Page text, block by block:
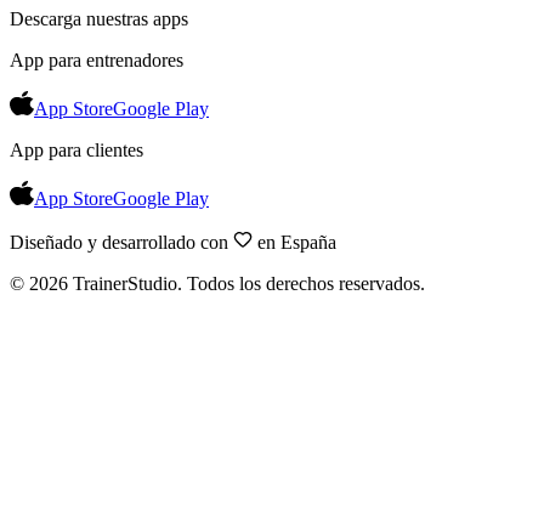
Descarga nuestras apps
App para entrenadores
App StoreGoogle Play
App para clientes
App StoreGoogle Play
Diseñado y desarrollado con
en España
© 2026 TrainerStudio. Todos los derechos reservados.